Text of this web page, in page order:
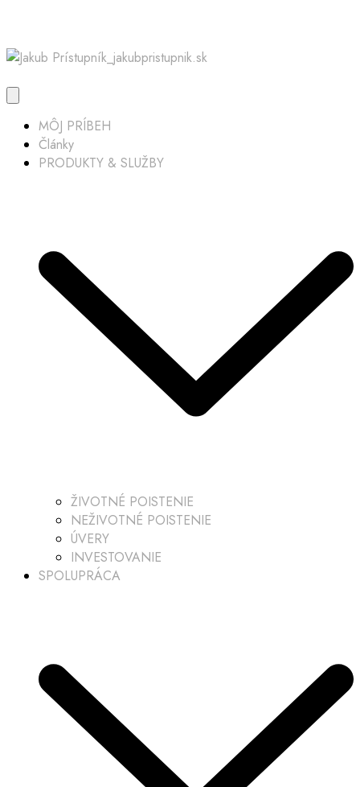
MÔJ PRÍBEH
Články
PRODUKTY & SLUŽBY
ŽIVOTNÉ POISTENIE
NEŽIVOTNÉ POISTENIE
ÚVERY
INVESTOVANIE
SPOLUPRÁCA